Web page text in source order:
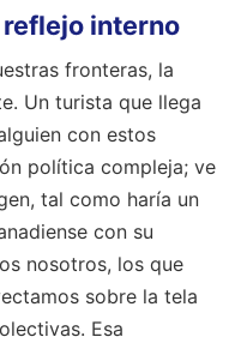
interno
fronteras, la
Un turista que llega
con estos
política compleja; ve
tal como haría un
con su
nosotros, los que
sobre la tela
Esa